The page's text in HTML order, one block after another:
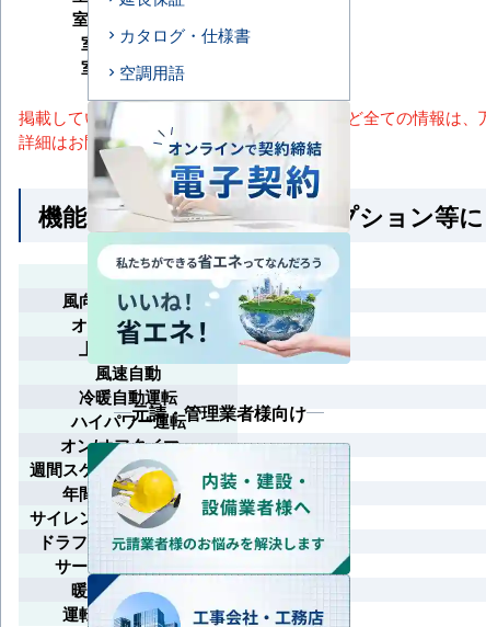
室外機サイズ
室内機重量
室外機重量
掲載しているスペック・セット内容・画像など全ての情報は、
詳細はお問い合わせください。
機能一覧 ※馬力・型番・オプション等
ムーブアイ
風向独立自在設定
オートスイング
上下風向切換
風速自動
冷暖自動運転
ハイパワー運転
オン/オフタイマー
週間スケジュールタイマー
年間冷房運転対応
サイレント制御（冷房時）
ドラフト防止（暖房時）
サーモオフ時霜取り
暖房プレヒート
運転停止後霜取り
カタログ・仕様書
空調用語
元請・管理業者様向け